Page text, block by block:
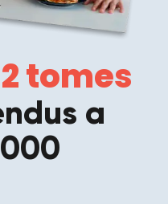
2 tomes
a